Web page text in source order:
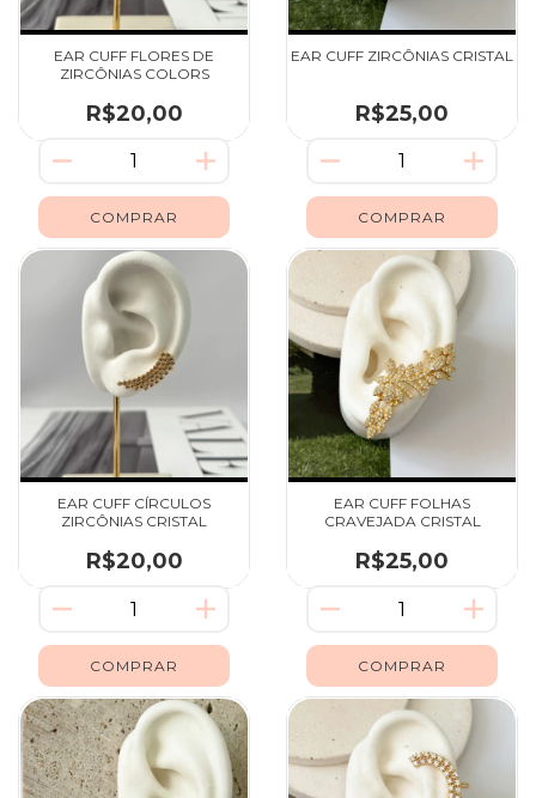
EAR CUFF FLORES DE
ZIRCÔNIAS COLORS
R$20,00
EAR CUFF ZIRCÔNIAS CRISTAL
R$25,00
EAR CUFF CÍRCULOS
ZIRCÔNIAS CRISTAL
R$20,00
EAR CUFF FOLHAS
CRAVEJADA CRISTAL
R$25,00